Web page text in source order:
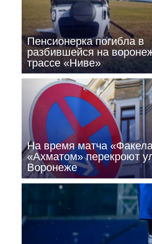
Пенсионерка погибла в
разбившейся на
трассе «Ниве»
На время матча
«Ахматом» перекроют
Воронеже